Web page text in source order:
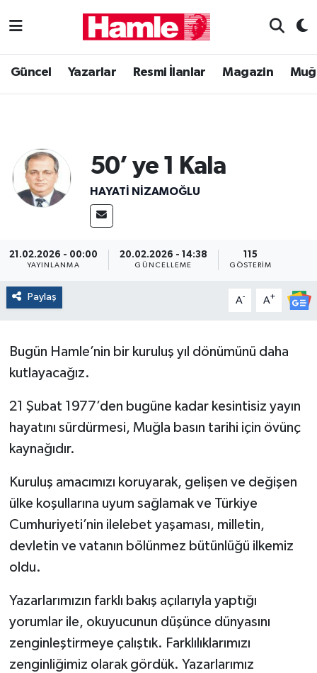
Güncel Yazarlar Resmi İlanlar Magazin
50’ ye 1 Kala
HAYATI NIZAMOĞLU
21.02.2026 - 00:00
YAYINLANMA
20.02.2026 - 14:38
GÜNCELLEME
115
GÖSTERIM
Paylaş A- A+
Bugün Hamle’nin bir kuruluş yıl dönümünü daha
kutlayacağız.
21 Şubat 1977’den bugüne kadar kesintisiz yayın
hayatını sürdürmesi, Muğla basın tarihi için övünç
kaynağıdır.
Kuruluş amacımızı koruyarak, gelişen ve değişen
ülke koşullarına uyum sağlamak ve Türkiye
Cumhuriyeti’nin ilelebet yaşaması, milletin,
devletin ve vatanın bölünmez bütünlüğü ilkemiz
oldu.
Yazarlarımızın farklı bakış açılarıyla yaptığı
yorumlar ile, okuyucunun düşünce dünyasını
zenginleştirmeye çalıştık. Farklılıklarımızı
zenginliğimiz olarak gördük. Yazarlarımız
Güncel
Magazin
Muğla Haber
Muğla Nöbetçi Eczaneler
Muğla Trafik Yoğunluk Haritası
Süper Lig Puan Durumu ve Fikstür
Son Dakika Haberleri
Haber Arşivi